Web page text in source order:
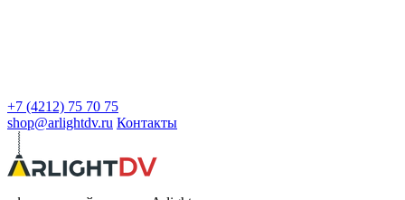
+7 (4212) 75 70 75
shop@arlightdv.ru Контакты